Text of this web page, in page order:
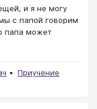
и я не могу
с папой говорим
папа может
Приучение